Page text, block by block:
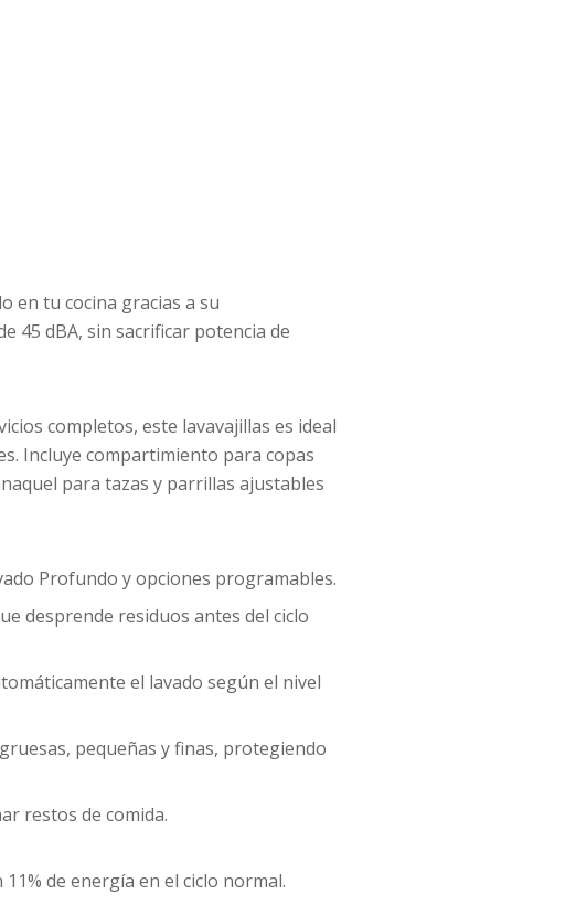
en tu cocina gracias a su
45 dBA, sin sacrificar potencia de
completos, este lavavajillas es ideal
Incluye compartimiento para copas
para tazas y parrillas ajustables
Profundo y opciones programables.
desprende residuos antes del ciclo
el lavado según el nivel
pequeñas y finas, protegiendo
restos de comida.
de energía en el ciclo normal.